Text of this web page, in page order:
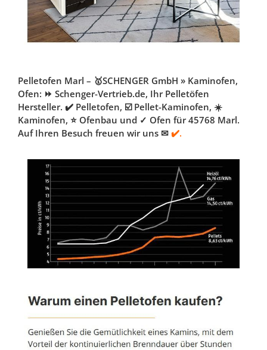
Pelletofen Marl – 🥇SCHENGER GmbH » Kaminofen,
Ofen: ⏩ Schenger-Vertrieb.de, Ihr Pelletöfen
Hersteller. ✔️ Pelletofen, ☑️ Pellet-Kaminofen, ☀️
Kaminofen, ⭐ Ofenbau und ✓ Ofen für 45768 Marl.
Auf Ihren Besuch freuen wir uns ✉ ✔️.